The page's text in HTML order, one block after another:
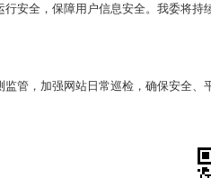
安全，保障用户信息安全。我委将
管，加强网站日常巡检，确保安全